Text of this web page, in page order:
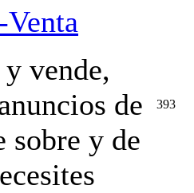
vende,
de
sobre y de
393